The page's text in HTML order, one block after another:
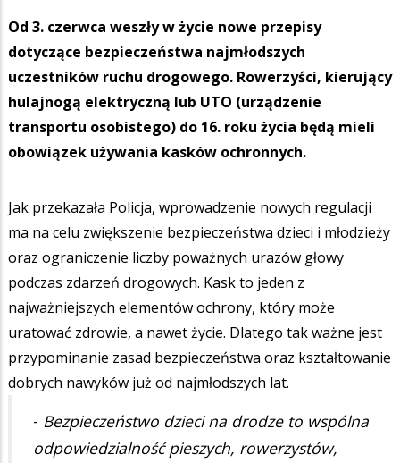
Od 3. czerwca weszły w życie nowe przepisy
dotyczące bezpieczeństwa najmłodszych
uczestników ruchu drogowego. Rowerzyści, kierujący
hulajnogą elektryczną lub UTO (urządzenie
transportu osobistego) do 16. roku życia będą mieli
obowiązek używania kasków ochronnych.
Jak przekazała Policja, wprowadzenie nowych regulacji
ma na celu zwiększenie bezpieczeństwa dzieci i młodzieży
oraz ograniczenie liczby poważnych urazów głowy
podczas zdarzeń drogowych. Kask to jeden z
najważniejszych elementów ochrony, który może
uratować zdrowie, a nawet życie. Dlatego tak ważne jest
przypominanie zasad bezpieczeństwa oraz kształtowanie
dobrych nawyków już od najmłodszych lat.
- Bezpieczeństwo dzieci na drodze to wspólna
odpowiedzialność pieszych, rowerzystów,